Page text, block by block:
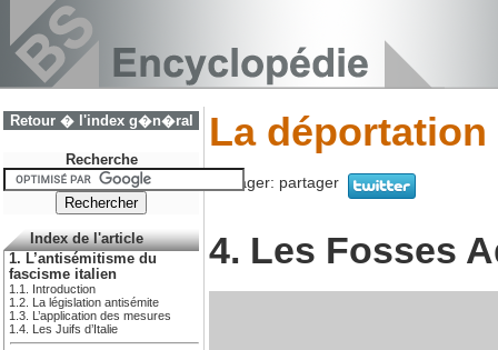
Retour � l'index g�n�ral
Recherche
Index de l'article
1. L’antisémitisme du
fascisme italien
1.1. Introduction
1.2. La législation antisémite
1.3. L’application des mesures
1.4. Les Juifs d’Italie
La déportation
Partager: partager
4. Les Fosses